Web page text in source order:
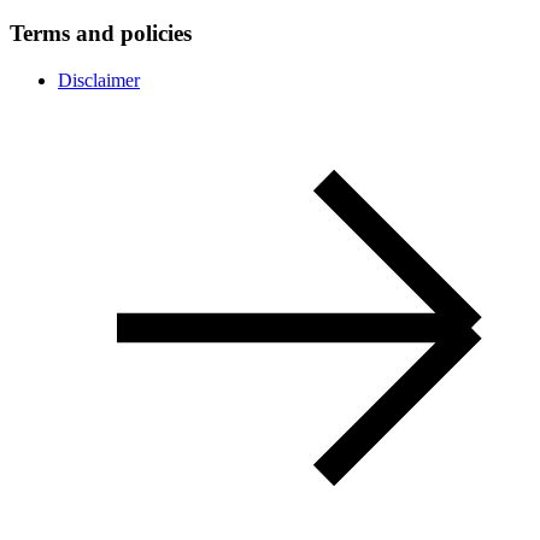
Terms and policies
Disclaimer